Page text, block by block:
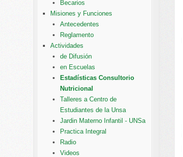
Becarios
Misiones y Funciones
Antecedentes
Reglamento
Actividades
de Difusión
en Escuelas
Estadísticas Consultorio
Nutricional
Talleres a Centro de
Estudiantes de la Unsa
Jardin Materno Infantil - UNSa
Practica Integral
Radio
Videos